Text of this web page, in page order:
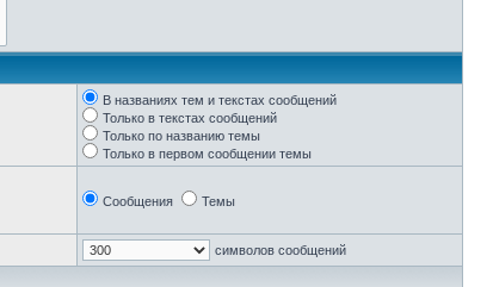
В названиях тем и текстах сообщений
Только в текстах сообщений
Только по названию темы
Только в первом сообщении темы
Сообщения Темы
символов сообщений